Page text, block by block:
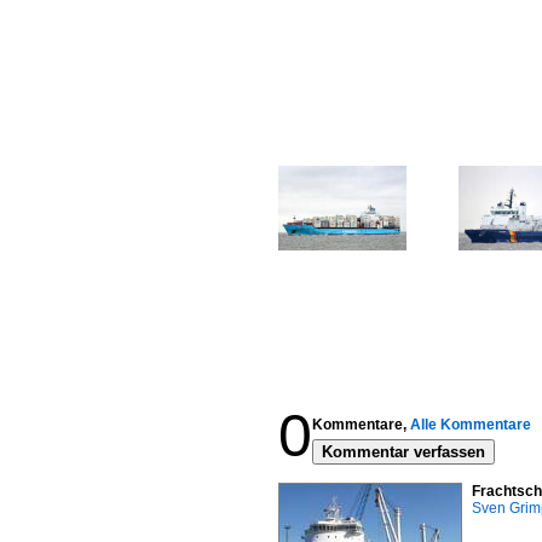
0 Kommentare, Alle Kommentare
Kommentar verfassen
Sven